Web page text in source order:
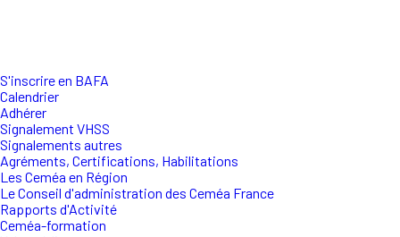
S'inscrire en BAFA
Calendrier
Adhérer
Signalement VHSS
Signalements autres
Agréments, Certifications, Habilitations
Les Ceméa en Région
Le Conseil d'administration des Ceméa France
Rapports d'Activité
Ceméa-formation